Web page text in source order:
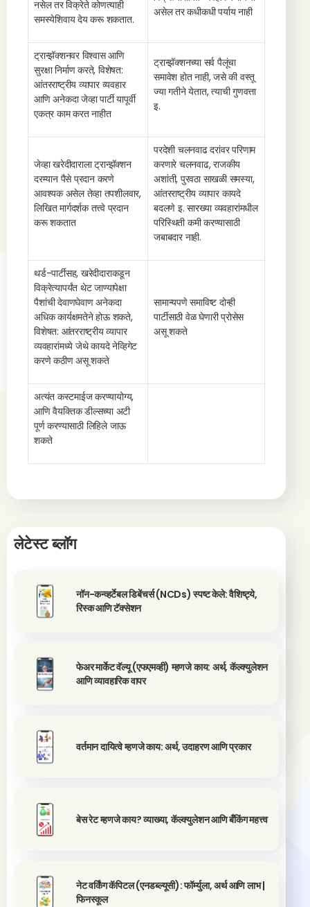
नसेल तर विक्रेते कोणत्याही
समस्येशिवाय देय करू शकतात.
असेल तर कधीकधी पर्याय नाही
ट्रान्झॅक्शनवर विश्वास आणि
सुरक्षा निर्माण करते, विशेषत:
आंतरराष्ट्रीय व्यापार व्यवहार
आणि अनेकदा जेव्हा पार्टी यापूर्वी
एकत्र काम करत नाहीत
ट्रान्झॅक्शनच्या सर्व पैलूंचा
समावेश होत नाही, जसे की वस्तू
ज्या गतीने येतात, त्याची गुणवत्ता
इ.
जेव्हा खरेदीदाराला ट्रान्झॅक्शन
दरम्यान पैसे प्रदान करणे
आवश्यक असेल तेव्हा तपशीलवार,
लिखित मार्गदर्शक तत्त्वे प्रदान
करू शकतात
परदेशी चलनवाढ दरांवर परिणाम
करणारे चलनवाढ, राजकीय
अशांती, पुरवठा साखळी समस्या,
आंतरराष्ट्रीय व्यापार कायदे
बदलणे इ. सारख्या व्यवहारांमधील
परिस्थिती कमी करण्यासाठी
जबाबदार नाही.
थर्ड-पार्टीसह, खरेदीदाराकडून
विक्रेत्यापर्यंत थेट जाण्यापेक्षा
पैशांची देवाणघेवाण अनेकदा
अधिक कार्यक्षमतेने होऊ शकते,
विशेषत: आंतरराष्ट्रीय व्यापार
व्यवहारांमध्ये जेथे कायदे नेव्हिगेट
करणे कठीण असू शकते
सामान्यपणे समाविष्ट दोन्ही
पार्टीसाठी वेळ घेणारी प्रोसेस
असू शकते
अत्यंत कस्टमाईज करण्यायोग्य,
आणि वैयक्तिक डील्सच्या अटी
पूर्ण करण्यासाठी लिहिले जाऊ
शकते
लेटेस्ट ब्लॉग
नॉन-कन्व्हर्टेबल डिबेंचर्स (NCDs) स्पष्ट केले: वैशिष्ट्ये,
रिस्क आणि टॅक्सेशन
फेअर मार्केट वॅल्यू (एफएमव्ही) म्हणजे काय: अर्थ, कॅल्क्युलेशन
आणि व्यावहारिक वापर
वर्तमान दायित्वे म्हणजे काय: अर्थ, उदाहरण आणि प्रकार
बेस रेट म्हणजे काय? व्याख्या, कॅल्क्युलेशन आणि बँकिंग महत्त्व
नेट वर्किंग कॅपिटल (एनडब्ल्यूसी): फॉर्म्युला, अर्थ आणि लाभ |
फिनस्कूल